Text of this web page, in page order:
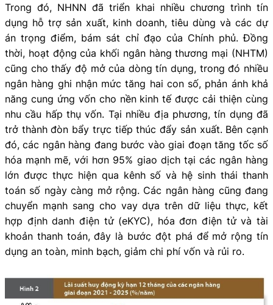
Trong đó, NHNN đã triển khai nhiều chương trình tín
dụng hỗ trợ sản xuất, kinh doanh, tiêu dùng và các dự
án trọng điểm, bám sát chỉ đạo của Chính phủ. Đồng
thời, hoạt động của khối ngân hàng thương mại (NHTM)
cũng cho thấy độ mở của dòng tín dụng, trong đó nhiều
ngân hàng ghi nhận mức tăng hai con số, phản ánh khả
năng cung ứng vốn cho nền kinh tế được cải thiện cùng
nhu cầu hấp thụ vốn. Tại nhiều địa phương, tín dụng đã
trở thành đòn bẩy trực tiếp thúc đẩy sản xuất. Bên cạnh
đó, các ngân hàng đang bước vào giai đoạn tăng tốc số
hóa mạnh mẽ, với hơn 95% giao dịch tại các ngân hàng
lớn được thực hiện qua kênh số và hệ sinh thái thanh
toán số ngày càng mở rộng. Các ngân hàng cũng đang
chuyển mạnh sang cho vay dựa trên dữ liệu thực, kết
hợp định danh điện tử (eKYC), hóa đơn điện tử và tài
khoản thanh toán, đây là bước đột phá để mở rộng tín
dụng an toàn, minh bạch, giảm chi phí vốn và rủi ro.